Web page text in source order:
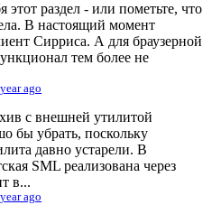
этот раздел - или пометьте, что
В настоящий момент
Сирриса. А для браузерной
тем более не
ago
с внешней утилитой
бы убрать, поскольку
давно устарели. В
SML реализована через
в...
ago